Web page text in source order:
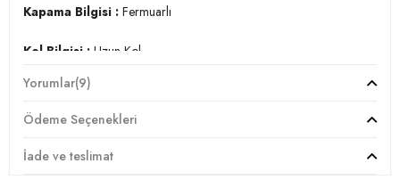
Kapama Bilgisi : Fermuarlı
Kol Bilgisi : Uzun Kol
Cep Bilgisi :
Detay :
-Desensiz
Yorumlar(9)
Ödeme Seçenekleri
İade ve teslimat